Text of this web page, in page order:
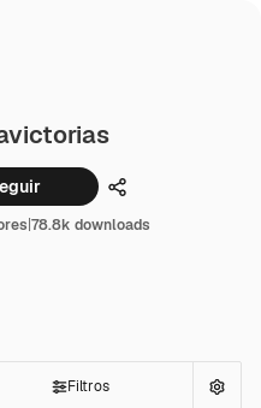
Compartilhar
|78.8k downloads
Filtros